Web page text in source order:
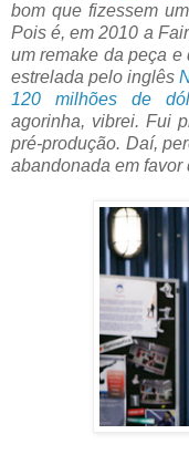
bom que fizessem
Pois é, em 2010 a
um remake da peça
estrelada pelo inglês
120 milhões de
agorinha, vibrei. Fui
pré-produção. Daí,
abandonada em favor